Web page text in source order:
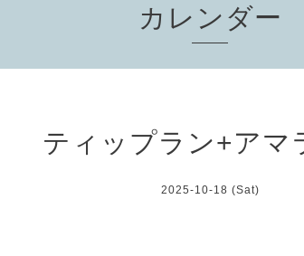
カレンダー
ティップラン+アマ
2025-10-18 (Sat)